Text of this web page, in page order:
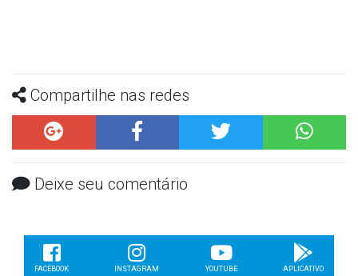
Compartilhe nas redes
Deixe seu comentário
FACEBOOK INSTAGRAM YOUTUBE APLICATIVO